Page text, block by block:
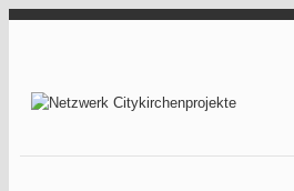
Direkt zum Inhalt
Netzwerk